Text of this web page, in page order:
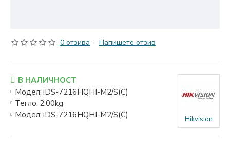
0 отзива - Напишете отзив
В НАЛИЧНОСТ
Модел: iDS-7216HQHI-M2/S(C)
Тегло: 2.00kg
Модел: iDS-7216HQHI-M2/S(C) Hikvision